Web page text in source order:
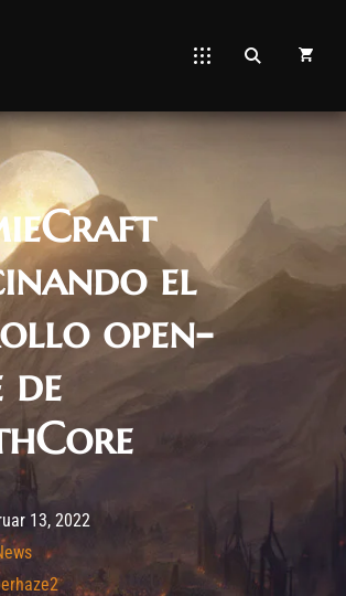
el
open-
de
13, 2022